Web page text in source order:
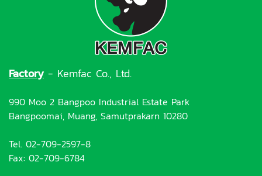
Factory - Kemfac Co., Ltd.
990 Moo 2 Bangpoo Industrial Estate Park
Bangpoomai, Muang, Samutprakarn 10280
Tel. 02-709-2597-8
Fax: 02-709-6784